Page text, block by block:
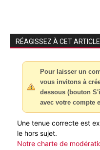
RÉAGISSEZ À CET ARTICLE
Pour laisser un
vous invitons à
dessous (bouton
avec votre compte
Une tenue correcte est
le hors sujet.
Notre charte de